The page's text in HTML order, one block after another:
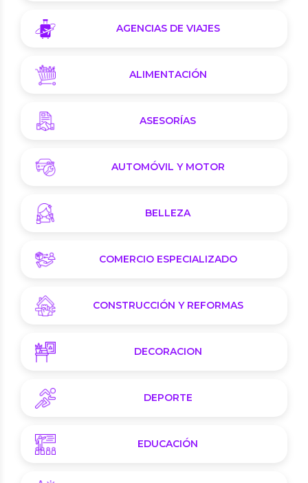
AGENCIAS DE VIAJES
ALIMENTACIÓN
ASESORÍAS
AUTOMÓVIL Y MOTOR
BELLEZA
COMERCIO ESPECIALIZADO
CONSTRUCCIÓN Y REFORMAS
DECORACION
DEPORTE
EDUCACIÓN